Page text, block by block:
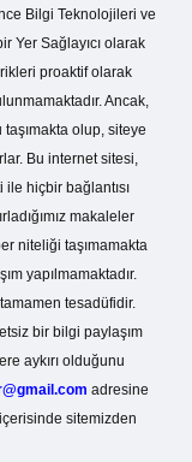
Bilgi Teknolojileri ve
Yer Sağlayıcı olarak
proaktif olarak
Ancak,
olup, siteye
Bu internet sitesi,
hiçbir bağlantısı
makaleler
niteliği taşımamakta
yapılmamaktadır.
tesadüfidir.
bir bilgi paylaşım
aykırı olduğunu
adresine
sitemizden